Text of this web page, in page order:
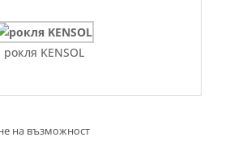
рокля KENSOL